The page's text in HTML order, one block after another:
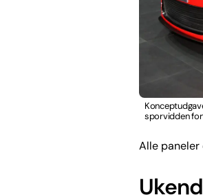
sporvidden
Alle